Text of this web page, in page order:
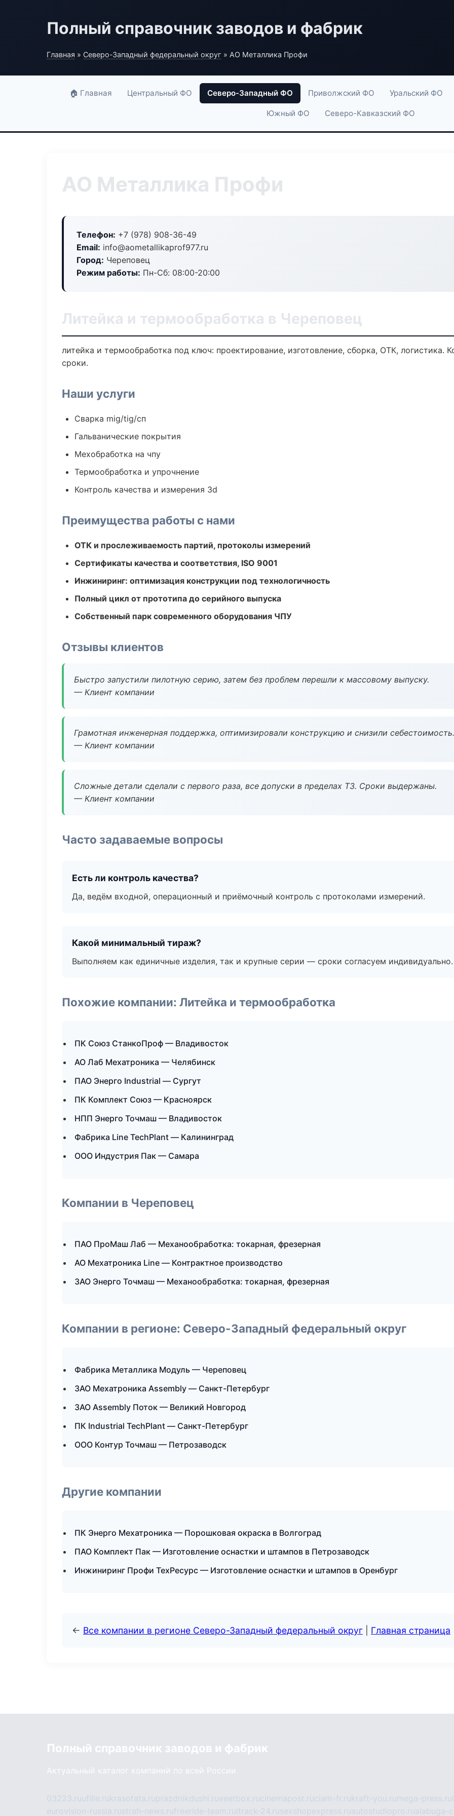
Полный справочник заводов и фабрик
Главная » Северо-Западный федеральный округ » АО Металлика Профи
🏠 Главная Центральный ФО Северо-Западный ФО Приволжский ФО Уральский ФО
Южный ФО Северо-Кавказский ФО
АО Металлика Профи
Телефон: +7 (978) 908-36-49
Email: info@aometallikaprof977.ru
Город: Череповец
Режим работы: Пн-Сб: 08:00-20:00
Литейка и термообработка в Череповец
литейка и термообработка под ключ: проектирование, изготовление, сборка, ОТК, логистика.
сроки.
Наши услуги
Сварка mig/tig/сп
Гальванические покрытия
Мехобработка на чпу
Термообработка и упрочнение
Контроль качества и измерения 3d
Преимущества работы с нами
ОТК и прослеживаемость партий, протоколы измерений
Сертификаты качества и соответствия, ISO 9001
Инжиниринг: оптимизация конструкции под технологичность
Полный цикл от прототипа до серийного выпуска
Собственный парк современного оборудования ЧПУ
Отзывы клиентов
Быстро запустили пилотную серию, затем без проблем перешли к массовому выпуску.
— Клиент компании
Грамотная инженерная поддержка, оптимизировали конструкцию и снизили себестоимость.
— Клиент компании
Сложные детали сделали с первого раза, все допуски в пределах ТЗ. Сроки выдержаны.
— Клиент компании
Часто задаваемые вопросы
Есть ли контроль качества?
Да, ведём входной, операционный и приёмочный контроль с протоколами измерений.
Какой минимальный тираж?
Выполняем как единичные изделия, так и крупные серии — сроки согласуем индивидуально.
Похожие компании: Литейка и термообработка
ПК Союз СтанкоПроф — Владивосток
АО Лаб Мехатроника — Челябинск
ПАО Энерго Industrial — Сургут
ПК Комплект Союз — Красноярск
НПП Энерго Точмаш — Владивосток
Фабрика Line TechPlant — Калининград
ООО Индустрия Пак — Самара
Компании в Череповец
ПАО ПроМаш Лаб — Механообработка: токарная, фрезерная
АО Мехатроника Line — Контрактное производство
ЗАО Энерго Точмаш — Механообработка: токарная, фрезерная
Компании в регионе: Северо-Западный федеральный округ
Фабрика Металлика Модуль — Череповец
ЗАО Мехатроника Assembly — Санкт-Петербург
ЗАО Assembly Поток — Великий Новгород
ПК Industrial TechPlant — Санкт-Петербург
ООО Контур Точмаш — Петрозаводск
Другие компании
ПК Энерго Мехатроника — Порошковая окраска в Волгоград
ПАО Комплект Пак — Изготовление оснастки и штампов в Петрозаводск
Инжиниринг Профи ТехРесурс — Изготовление оснастки и штампов в Оренбург
← Все компании в регионе Северо-Западный федеральный округ Главная страница
Полный справочник заводов и фабрик
Актуальный каталог компаний по всей России
03223.ruufille.rukrasotata.ruprazdnikdushi.ruveetbox.rucinemapost.ruciam-fr.rukraft-you.ru mega-press.ru
eurovision-russia.rustrah-news.rufreeride-team.ru itrack-24.rusexshopexpress.ruautostudiopro.rualabuga-